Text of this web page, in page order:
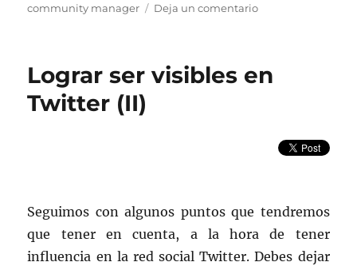
el
community manager
Deja un comentarioen
un
Manager
Lograr ser visibles en
Twitter (II)
Seguimos con algunos puntos que tendremos
que tener en cuenta, a la hora de tener
influencia en la red social Twitter. Debes dejar